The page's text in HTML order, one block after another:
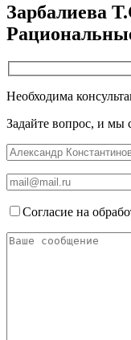
Зарбалиева
Необходима
Задайте вопрос, и мы
Согласие на